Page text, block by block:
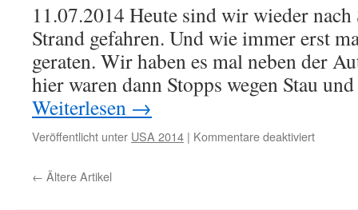
11.07.2014 Heute sind wir wieder
Strand gefahren. Und wie immer erst
geraten. Wir haben es mal neben der
hier waren dann Stopps wegen Stau
Weiterlesen →
Veröffentlicht unter USA 2014 | Kommentare deaktiviert
← Ältere Artikel